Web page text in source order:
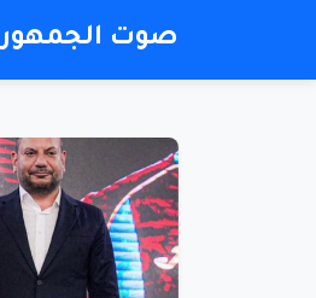
صوت الجمهور